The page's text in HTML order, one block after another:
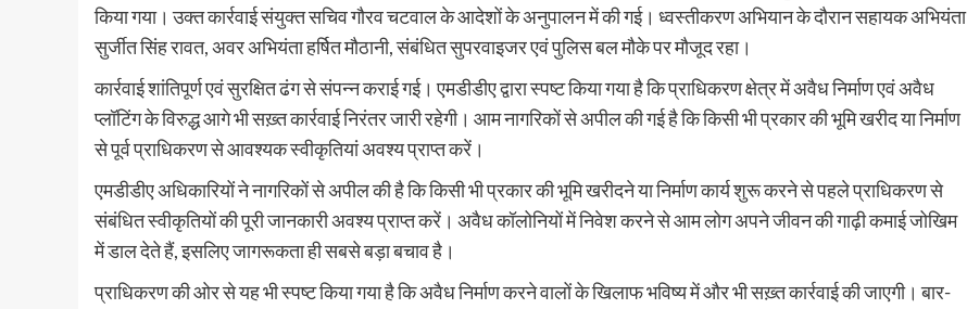
किया गया। उक्त कार्रवाई संयुक्त सचिव गौरव चटवाल के आदेशों के अनुपालन में की गई। ध्वस्तीकरण अभियान के दौरान सहायक अभियंता
सुर्जीत सिंह रावत, अवर अभियंता हर्षित मौठानी, संबंधित सुपरवाइजर एवं पुलिस बल मौके पर मौजूद रहा।
कार्रवाई शांतिपूर्ण एवं सुरक्षित ढंग से संपन्न कराई गई। एमडीडीए द्वारा स्पष्ट किया गया है कि प्राधिकरण क्षेत्र में अवैध निर्माण एवं अवैध
प्लॉटिंग के विरुद्ध आगे भी सख़्त कार्रवाई निरंतर जारी रहेगी। आम नागरिकों से अपील की गई है कि किसी भी प्रकार की भूमि खरीद या निर्माण
से पूर्व प्राधिकरण से आवश्यक स्वीकृतियां अवश्य प्राप्त करें।
एमडीडीए अधिकारियों ने नागरिकों से अपील की है कि किसी भी प्रकार की भूमि खरीदने या निर्माण कार्य शुरू करने से पहले प्राधिकरण से
संबंधित स्वीकृतियों की पूरी जानकारी अवश्य प्राप्त करें। अवैध कॉलोनियों में निवेश करने से आम लोग अपने जीवन की गाढ़ी कमाई जोखिम
में डाल देते हैं, इसलिए जागरूकता ही सबसे बड़ा बचाव है।
प्राधिकरण की ओर से यह भी स्पष्ट किया गया है कि अवैध निर्माण करने वालों के खिलाफ भविष्य में और भी सख़्त कार्रवाई की जाएगी। बार-